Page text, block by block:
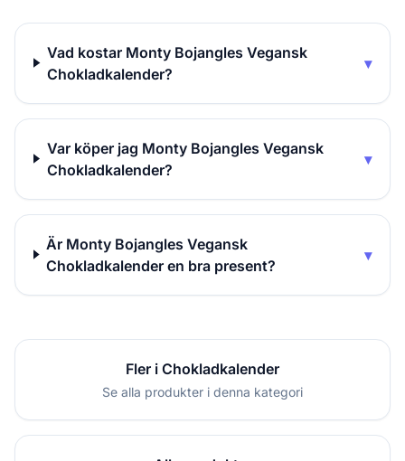
Vad kostar Monty Bojangles Vegansk
Chokladkalender?
▾
Var köper jag Monty Bojangles Vegansk
Chokladkalender?
▾
Är Monty Bojangles Vegansk
Chokladkalender en bra present?
▾
Fler i Chokladkalender
Se alla produkter i denna kategori